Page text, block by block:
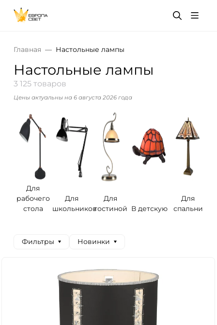
Главная Настольные лампы
Настольные лампы
3 125 товаров
Цены актуальны на 6 августа 2026 года
Для
рабочего
стола
Для
школьников
Для
гостиной В детскую
Для
спальни
Фильтры Новинки